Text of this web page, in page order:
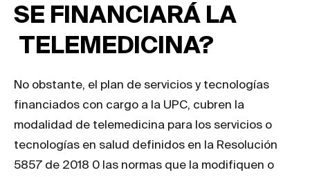
SE FINANCIARÁ LA
TELEMEDICINA?
No obstante, el plan de servicios y tecnologías
financiados con cargo a la UPC, cubren la
modalidad de telemedicina para los servicios o
tecnologías en salud definidos en la Resolución
5857 de 2018 0 las normas que la modifiquen o